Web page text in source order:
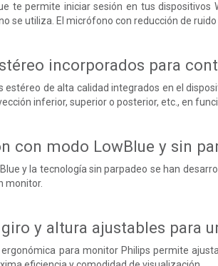
te permite iniciar sesión en tus
se utiliza. El micrófono con reducción de
incorporados para
estéreo de alta calidad integrados en el
inferior, superior o posterior, etc., en
con modo LowBlue y sin
y la tecnología sin parpadeo se han
monitor.
y altura ajustables para
para monitor Philips permite